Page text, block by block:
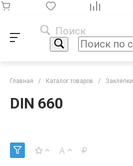
Поиск
Главная / Каталог товаров / Заклёпки
DIN 660